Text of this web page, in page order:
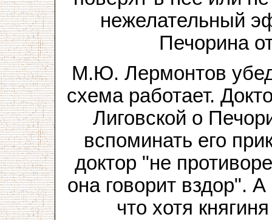
нежелательный
Печорина
М.Ю. Лермонтов
схема работает.
Лиговской о
вспоминать его
доктор "не
она говорит вздор".
что хотя